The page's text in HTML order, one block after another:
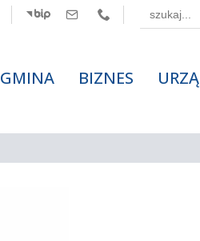
   for:
GMINA BIZNES